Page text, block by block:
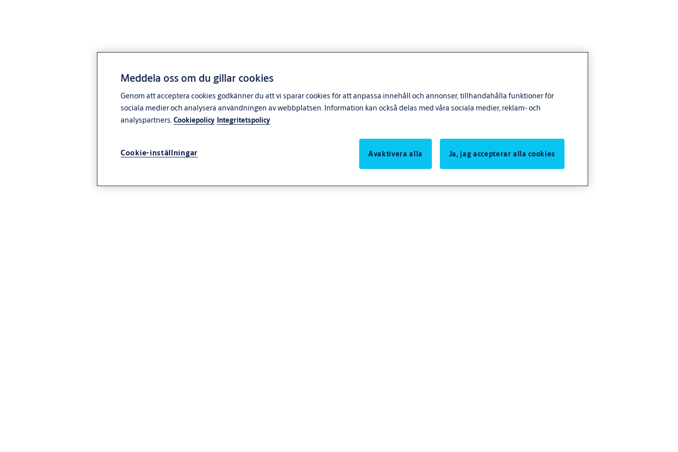
Meddela oss om du gillar cookies
Genom att acceptera cookies godkänner du att vi sparar cookies för att anpassa innehåll och annonser, tillhandahålla funktioner för
sociala medier och analysera användningen av webbplatsen. Information kan också delas med våra sociala medier, reklam- och
analyspartners.Cookiepolicy Integritetspolicy
Cookie-inställningar Avaktivera alla Ja, jag accepterar alla cookies